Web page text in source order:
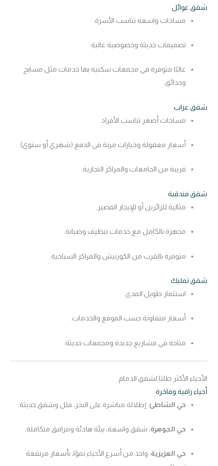
شقق عوائل
مساحات واسعة تناسب الأسرة.
تصميمات حديثة وخصوصية عالية.
غالبًا متوفرة في مجمعات سكنية بها خدمات مثل مسابح
وحدائق.
شقق عزاب
مساحات أصغر تناسب الأفراد.
أسعار معقولة وخيارات مرنة في الدفع (شهري أو سنوي).
قريبة من الجامعات والمراكز التجارية.
شقق فندقية
مثالية للزائرين أو للإيجار القصير.
مجهزة بالكامل مع خدمات تنظيف وصيانة.
متوفرة بالقرب من الكورنيش والمراكز السياحية.
شقق تمليك
استثمار طويل المدى.
أسعار متفاوتة حسب الموقع والخدمات.
متاحة في مشاريع جديدة ومجمعات حديثة.
الأحياء الأكثر طلبًا لشقق الدمام
أحياء راقية وفاخرة
حي الشاطئ: إطلالة مباشرة على البحر، فلل وشقق حديثة.
حي الجوهرة: شقق واسعة، بيئة هادئة ومرافق متكاملة.
حي العزيزية: واحد من أسرع الأحياء نموًا، بأسعار مرتفعة